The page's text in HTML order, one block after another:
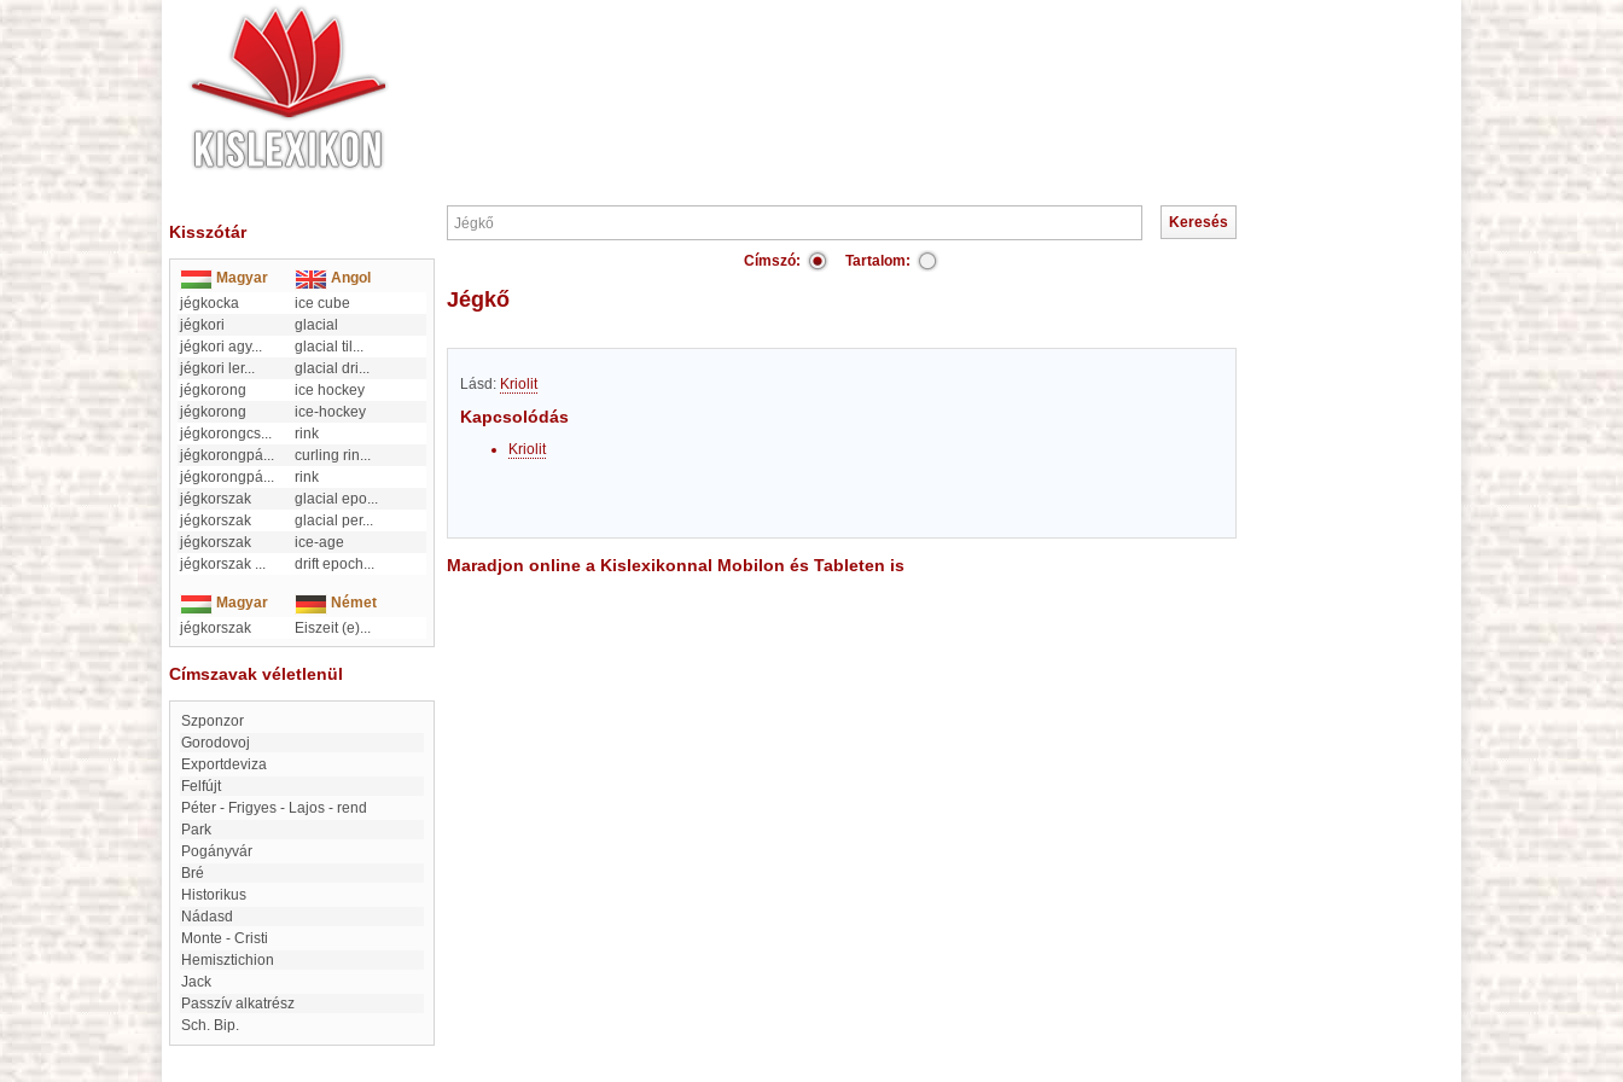
Kisszótár
Magyar
Angol
jégkocka
ice cube
jégkori
glacial
jégkori agy... glacial til ...
jégkori ler... glacial dri...
jégkorong
ice hockey
jégkorong
ice-hockey
jégkorongcs...
rink
jégkorongpá... curling rin...
jégkorongpá...
rink
jégkorszak
glacial epo...
jégkorszak
glacial per...
jégkorszak
ice-age
jégkorszak ... drift epoch...
Magyar
Német
jégkorszak
Eiszeit (e)...
Címszavak véletlenül
Szponzor
Gorodovoj
exportdeviza
felfújt
Péter - Frigyes - Lajos - rend
Park
Pogányvár
bré
historikus
Nádasd
Monte - Cristi
Hemisztichion
Jack
passzív alkatrész
Sch. Bip.
Címszó: Tartalom:
Jégkő
Lásd: Kriolit
Kapcsolódás
Kriolit
Maradjon online a Kislexikonnal Mobilon és Tableten is